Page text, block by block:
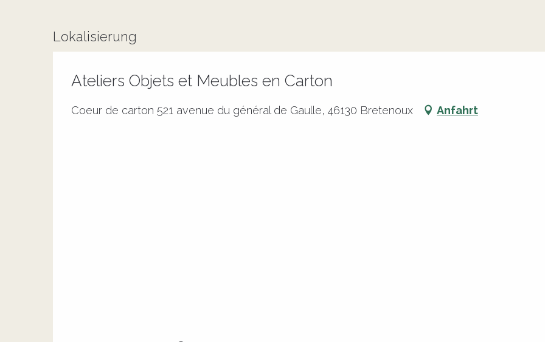
Lokalisierung
Ateliers Objets et Meubles en Carton
Coeur de carton 521 avenue du général de Gaulle, 46130 Bretenoux Anfahrt